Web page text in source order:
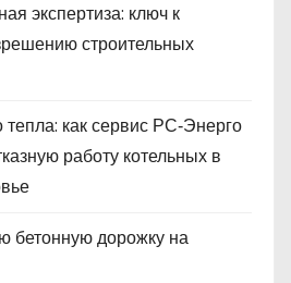
экспертиза: ключ к
строительных
как сервис РС‑Энерго
работу котельных в
бетонную дорожку на